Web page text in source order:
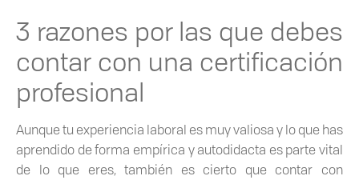
3 razones por las que debes
contar con una certificación
profesional
Aunque tu experiencia laboral es muy valiosa y lo que has
aprendido de forma empírica y autodidacta es parte vital
de lo que eres, también es cierto que contar con